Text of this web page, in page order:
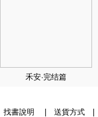
禾安·完结篇
找書說明 送貨方式|